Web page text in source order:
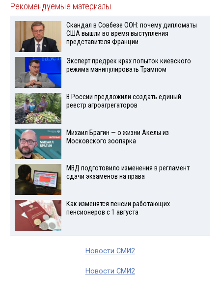
Рекомендуемые материалы
Скандал в Совбезе ООН: почему дипломаты
США вышли во время выступления
представителя Франции
Эксперт предрек крах попыток киевского
режима манипулировать Трампом
В России предложили создать единый
реестр агроагрегаторов
Михаил Брагин — о жизни Акелы из
Московского зоопарка
МВД подготовило изменения в регламент
сдачи экзаменов на права
Как изменятся пенсии работающих
пенсионеров с 1 августа
Новости СМИ2
Новости СМИ2